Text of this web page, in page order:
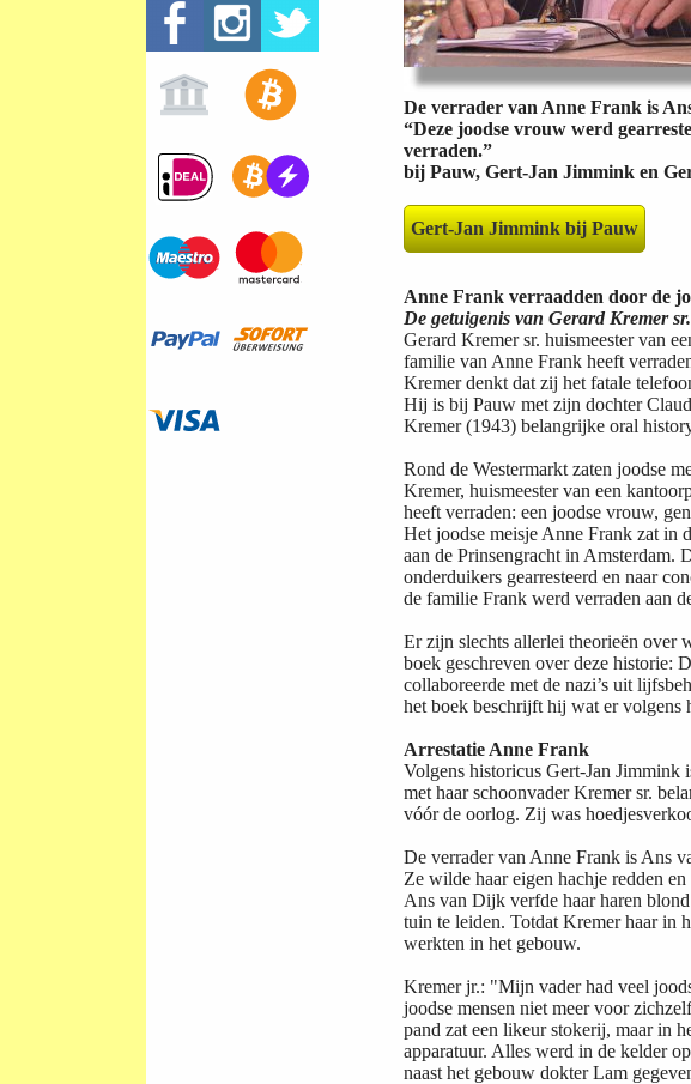
De verrader van Anne Frank is
“Deze joodse vrouw werd
verraden.”
bij Pauw, Gert-Jan Jimmink en
Gert-Jan Jimmink bij Pauw
Anne Frank verraadden door de
De getuigenis van Gerard Kremer
Gerard Kremer sr. huismeester van
familie van Anne Frank heeft
Kremer denkt dat zij het fatale
Hij is bij Pauw met zijn dochter
Kremer (1943) belangrijke oral
Rond de Westermarkt zaten joodse
Kremer, huismeester van een
heeft verraden: een joodse vrouw,
Het joodse meisje Anne Frank zat in
aan de Prinsengracht in Amsterdam.
onderduikers gearresteerd en naar
de familie Frank werd verraden aan
Er zijn slechts allerlei theorieën over
boek geschreven over deze historie:
collaboreerde met de nazi’s uit
het boek beschrijft hij wat er volgens
Arrestatie Anne Frank
Volgens historicus Gert-Jan Jimmink
met haar schoonvader Kremer sr.
vóór de oorlog. Zij was
De verrader van Anne Frank is Ans
Ze wilde haar eigen hachje redden
Ans van Dijk verfde haar haren
tuin te leiden. Totdat Kremer haar in
werkten in het gebouw.
Kremer jr.: "Mijn vader had veel
joodse mensen niet meer voor
pand zat een likeur stokerij, maar in
apparatuur. Alles werd in de kelder
naast het gebouw dokter Lam